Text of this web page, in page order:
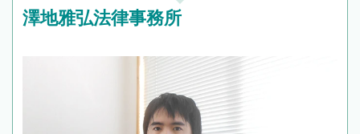
澤地雅弘法律事務所